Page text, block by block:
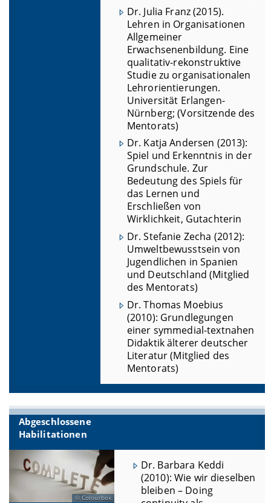
Dr. Julia Franz (2015).
Lehren in Organisationen
Allgemeiner
Erwachsenenbildung. Eine
qualitativ-rekonstruktive
Studie zu organisationalen
Lehrorientierungen.
Universität Erlangen-
Nürnberg; (Vorsitzende des
Mentorats)
Dr. Katja Andersen (2013):
Spiel und Erkenntnis in der
Grundschule. Zur
Bedeutung des Spiels für
das Lernen und
Erschließen von
Wirklichkeit, Gutachterin
Dr. Stefanie Zecha (2012):
Umweltbewusstsein von
Jugendlichen in Spanien
und Deutschland (Mitglied
des Mentorats)
Dr. Thomas Moebius
(2010): Grundlegungen
einer symmedial-textnahen
Didaktik älterer deutscher
Literatur (Mitglied des
Mentorats)
Abgeschlossene
Habilitationen
Colourbox
Dr. Barbara Keddi
(2010): Wie wir dieselben
bleiben – Doing